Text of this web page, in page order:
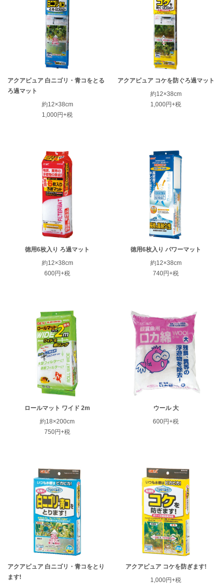
アクアピュア 白ニゴリ・青コをとる
ろ過マット
約12×38cm
1,000円+税
アクアピュア コケを防ぐろ過マット
約12×38cm
1,000円+税
徳用6枚入り ろ過マット
約12×38cm
600円+税
徳用6枚入り パワーマット
約12×38cm
740円+税
ロールマット ワイド 2m
約18×200cm
750円+税
ウール 大
600円+税
アクアピュア 白ニゴリ・青コをとり
ます!
アクアピュア コケを防ぎます!
1,000円+税